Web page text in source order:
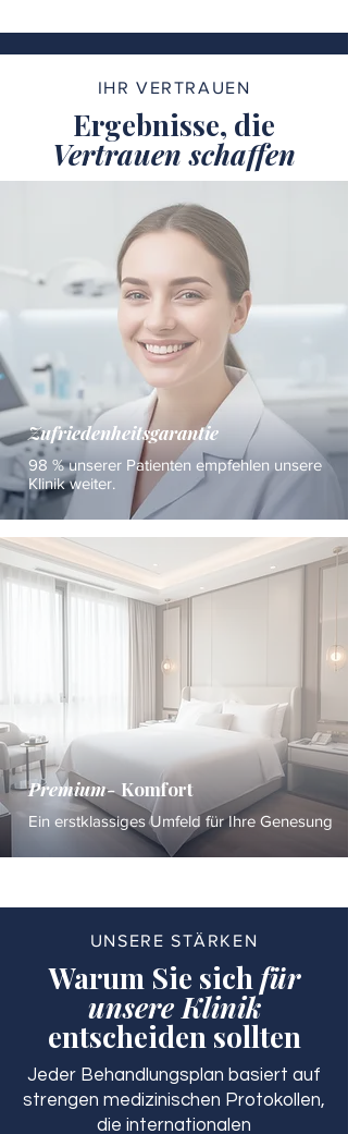
IHR VERTRAUEN
Ergebnisse, die
Vertrauen schaffen
Zufriedenheitsgarantie
98 % unserer Patienten empfehlen unsere
Klinik weiter.
Premium-Komfort
Ein erstklassiges Umfeld für Ihre Genesung
UNSERE STÄRKEN
Warum Sie sichfür
unsere Klinik
entscheiden sollten
Jeder Behandlungsplan basiert auf
strengen medizinischen Protokollen,
die internationalen